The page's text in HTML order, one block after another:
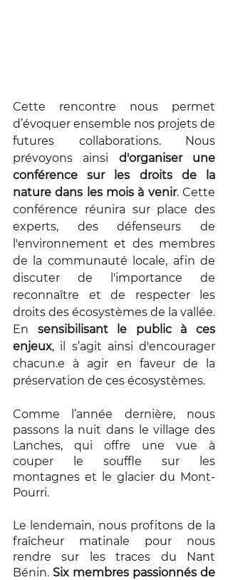
Cette rencontre nous permet
d’évoquer ensemble nos projets de
futures collaborations. Nous
prévoyons ainsi d'organiser une
conférence sur les droits de la
nature dans les mois à venir. Cette
conférence réunira sur place des
experts, des défenseurs de
l'environnement et des membres
de la communauté locale, afin de
discuter de l'importance de
reconnaître et de respecter les
droits des écosystèmes de la vallée.
En sensibilisant le public à ces
enjeux, il s’agit ainsi d'encourager
chacun.e à agir en faveur de la
préservation de ces écosystèmes.
Comme l’année dernière, nous
passons la nuit dans le village des
Lanches, qui offre une vue à
couper le souffle sur les
montagnes et le glacier du Mont-
Pourri.
Le lendemain, nous profitons de la
fraîcheur matinale pour nous
rendre sur les traces du Nant
Bénin. Six membres passionnés de